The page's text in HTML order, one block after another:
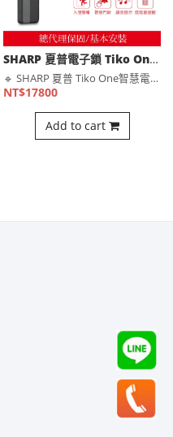
SHARP 夏普電子鎖 Tiko One 指紋/卡片/密碼/鑰匙
🔹 SHARP 夏普 Tiko One智慧電子鎖，解鎖更安心⋯
NT$17800
Add to cart